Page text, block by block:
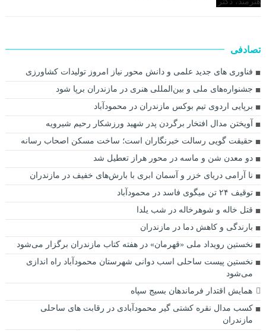
تصادفی
فناوری های جدید علمی و دانش محور نیاز امروز تولیدات کشاورزی
جشنواره‌های ملی و بین‌المللی هنری در مازندران برپا شود
برپایی اردوی تیم بوکس مازندران در محمودآباد
آویختن مدال افتخار برگردن پدر شهید ورزشکار رحیم شیرویه
حقیقت گویی رسالت خبرنگاران است؛ ساخت مسکن اصحاب رسانه
دو معدن شن و ماسه در محور هراز تعطیل شد
نا آرامی دریای خزر و آسمان ابری با بارش‌های خفیف در مازندران
توقیف ۲۴ تن میگوی فاسد در محمودآباد
قتل خاله و شوهرخاله در شب يلدا
بارندگی و کاهش دما در مازندران
نخستین رویداد ملی «قهرمان» در هفته کتاب مازندران برگزار می‌شود
نخستین پیست ساحلی اسب دوانی شهرستان محمودآباد راه اندازی
می‌شود
همایش اقتدار فرماندهان بسیج سپاه
کسب مدال نقره کشتی گیر محمودآبادی در رقابت های ساحلی
مازندران